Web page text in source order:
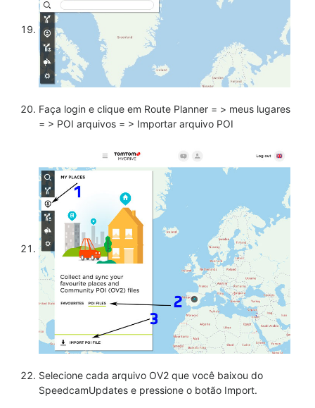
Faça login e clique em Route Planner = > meus lugares
= > POI arquivos = > Importar arquivo POI
Selecione cada arquivo OV2 que você baixou do
SpeedcamUpdates e pressione o botão Import.